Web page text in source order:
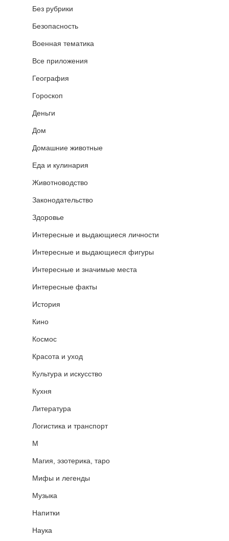
Без рубрики
Безопасность
Военная тематика
Все приложения
География
Гороскоп
Деньги
Дом
Домашние животные
Еда и кулинария
Животноводство
Законодательство
Здоровье
Интересные и выдающиеся личности
Интересные и выдающиеся фигуры
Интересные и значимые места
Интересные факты
История
Кино
Космос
Красота и уход
Культура и искусство
Кухня
Литература
Логистика и транспорт
М
Магия, эзотерика, таро
Мифы и легенды
Музыка
Напитки
Наука